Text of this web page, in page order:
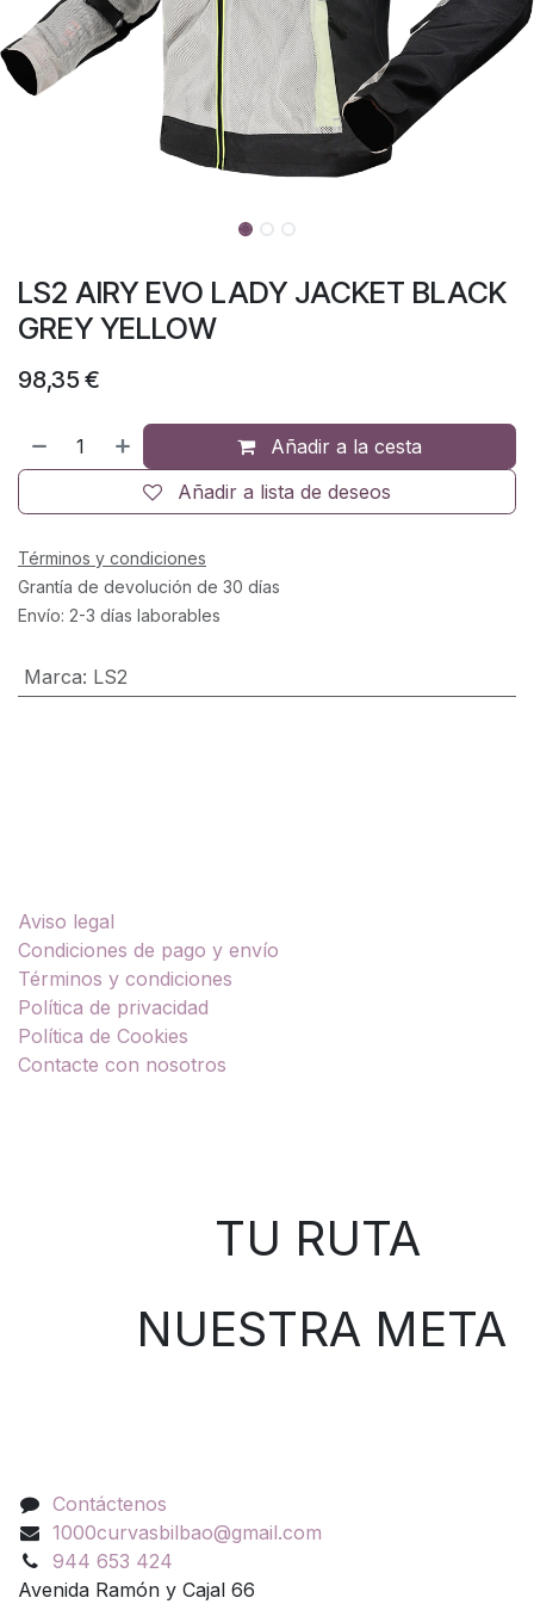
LS2 AIRY EVO LADY JACKET BLACK
GREY YELLOW
98,35 €
Añadir a la cesta
Añadir a lista de deseos
Términos y condiciones
Grantía de devolución de 30 días
Envío: 2-3 días laborables
Marca: LS2
Aviso legal
Condiciones de pago y envío
Términos y condiciones
Política de privacidad
Política de Cookies
Contacte con nosotros
TU RUTA
NUESTRA META
Contáctenos
1000curvasbilbao@gmail.com
944 653 424
Avenida Ramón y Cajal 66